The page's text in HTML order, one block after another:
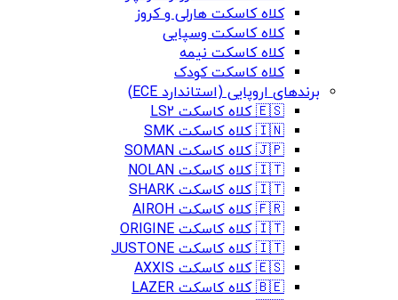
کلاه کاسکت هارلی و کروز
کلاه کاسکت وسپایی
کلاه کاسکت نیمه
کلاه کاسکت کودک
برندهای اروپایی (استاندارد ECE)
🇪🇸 کلاه کاسکت LS2
🇮🇳 کلاه کاسکت SMK
🇯🇵 کلاه کاسکت SOMAN
🇮🇹 کلاه کاسکت NOLAN
🇮🇹 کلاه کاسکت SHARK
🇫🇷 کلاه کاسکت AIROH
🇮🇹 کلاه کاسکت ORIGINE
🇮🇹 کلاه کاسکت JUSTONE
🇪🇸 کلاه کاسکت AXXIS
🇧🇪 کلاه کاسکت LAZER